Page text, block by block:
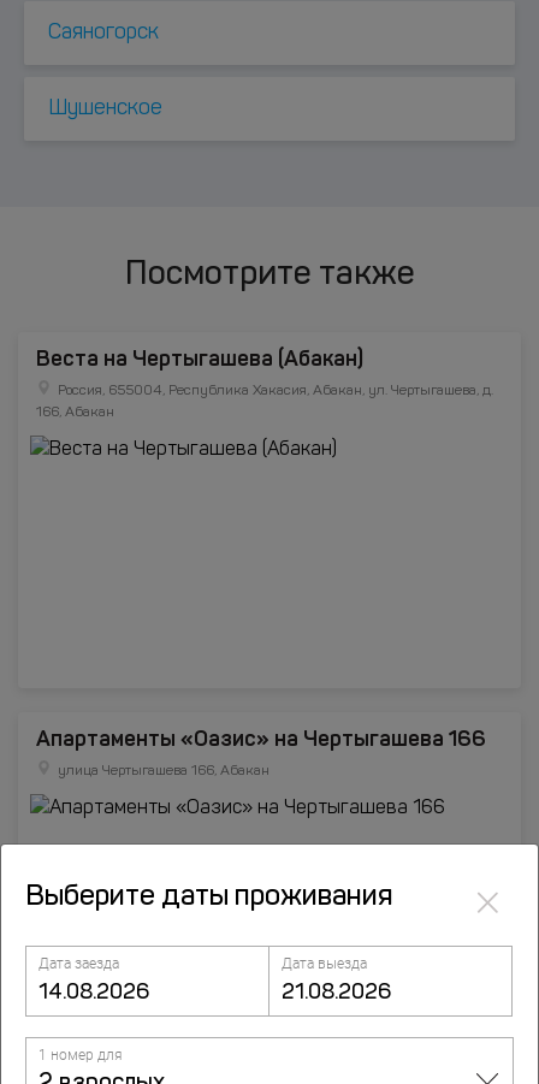
Саяногорск
Шушенское
Посмотрите также
Веста на Чертыгашева (Абакан)
Россия, 655004, Республика Хакасия, Абакан, ул. Чертыгашева, д.
166, Абакан
Апартаменты «Оазис» на Чертыгашева 166
улица Чертыгашева 166, Абакан
Выберите даты проживания ×
Дата заезда Дата выезда
1 номер для